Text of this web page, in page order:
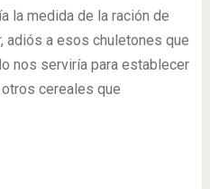
la medida de la ración de
adiós a esos chuletones que
nos serviría para establecer
cereales que